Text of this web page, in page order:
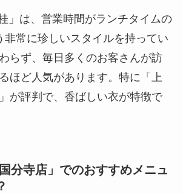
」は、営業時間がランチタイムの
非常に珍しいスタイルを持ってい
らず、毎日多くのお客さんが訪
ほど人気があります。特に「上
が評判で、香ばしい衣が特徴で
分寺店」でのおすすめメニュ